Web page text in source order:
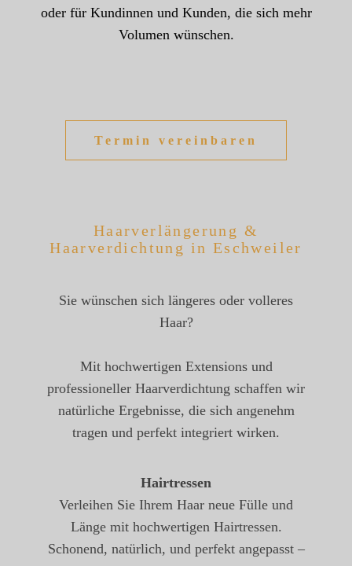
oder für Kundinnen und Kunden, die sich mehr
Volumen wünschen.
Termin vereinbaren
Haarverlängerung &
Haarverdichtung in Eschweiler
Sie wünschen sich längeres oder volleres
Haar?
Mit hochwertigen Extensions und
professioneller Haarverdichtung schaffen wir
natürliche Ergebnisse, die sich angenehm
tragen und perfekt integriert wirken.
Hairtressen
Verleihen Sie Ihrem Haar neue Fülle und
Länge mit hochwertigen Hairtressen.
Schonend, natürlich, und perfekt angepasst –